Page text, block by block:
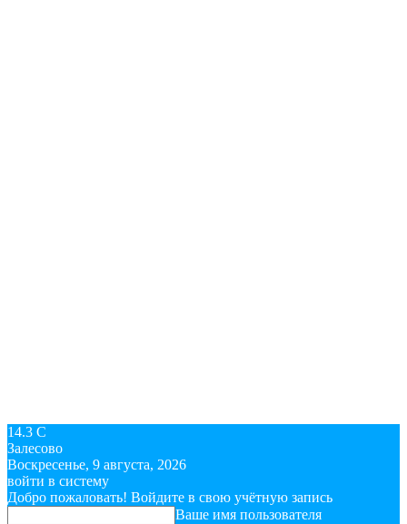
14.3 C
Залесово
Воскресенье, 9 августа, 2026
войти в систему
Добро пожаловать! Войдите в свою учётную запись
Ваше имя пользователя